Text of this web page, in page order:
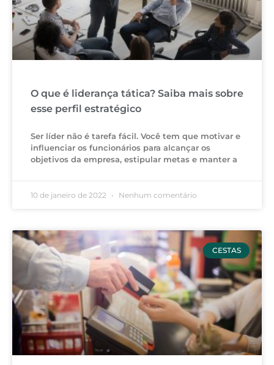
O que é liderança tática? Saiba mais sobre
esse perfil estratégico
Ser líder não é tarefa fácil. Você tem que motivar e
influenciar os funcionários para alcançar os
objetivos da empresa, estipular metas e manter a
10 de janeiro de 2022 Nenhum comentário
CESTAS